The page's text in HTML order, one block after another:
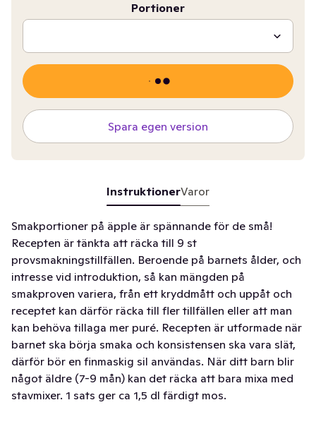
Portioner
Spara egen version
InstruktionerVaror
Smakportioner på äpple är spännande för de små!
Recepten är tänkta att räcka till 9 st
provsmakningstillfällen. Beroende på barnets ålder, och
intresse vid introduktion, så kan mängden på
smakproven variera, från ett kryddmått och uppåt och
receptet kan därför räcka till fler tillfällen eller att man
kan behöva tillaga mer puré. Recepten är utformade när
barnet ska börja smaka och konsistensen ska vara slät,
därför bör en finmaskig sil användas. När ditt barn blir
något äldre (7-9 mån) kan det räcka att bara mixa med
stavmixer. 1 sats ger ca 1,5 dl färdigt mos.